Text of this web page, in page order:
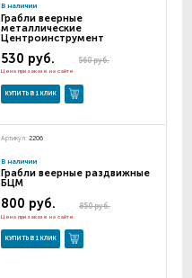
В наличии
Грабли веерные
металлические
Центроинструмент
560 руб.
530 руб.
Цена при заказе на сайте
КУПИТЬ В 1 КЛИК
Артикул: 2206
В наличии
Грабли веерные раздвижные
БЦМ
850 руб.
800 руб.
Цена при заказе на сайте
КУПИТЬ В 1 КЛИК